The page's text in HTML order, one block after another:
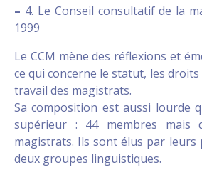
– 4. Le Conseil consultatif de la
1999
Le CCM mène des réflexions et
ce qui concerne le statut, les
travail des magistrats.
Sa composition est aussi lourde
supérieur : 44 membres mais
magistrats. Ils sont élus par
deux groupes linguistiques.